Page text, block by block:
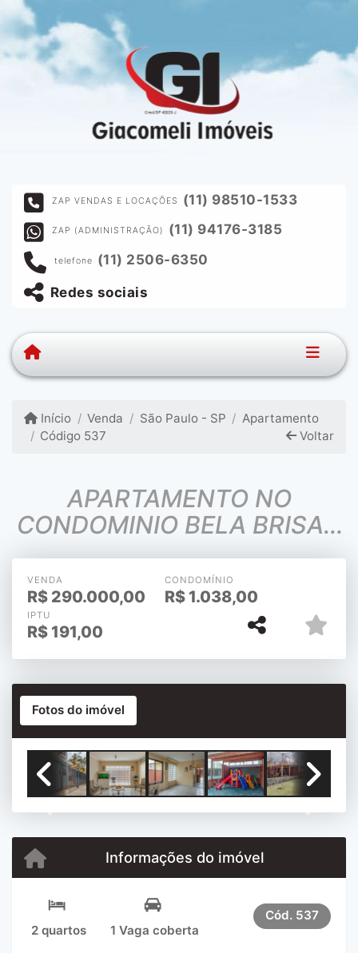
ZAP VENDAS E LOCAÇÕES (11) 98510-1533
ZAP (ADMINISTRAÇÃO) (11) 94176-3185
telefone (11) 2506-6350
Redes sociais
Início Venda São Paulo - SP
Apartamento
Código 537
Voltar
APARTAMENTO NO
CONDOMINIO BELA BRISA -
PLANJEADO - ACEITA
PERMUTA.
VENDA
R$ 290.000,00
CONDOMÍNIO
R$ 1.038,00
IPTU
R$ 191,00
Fotos do imóvel
Informações do imóvel
2 quartos 1 Vaga coberta
Cód. 537